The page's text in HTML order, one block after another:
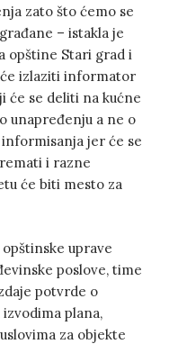
zato što ćemo se
– istakla je
opštine Stari grad i
izlaziti informator
će se deliti na kućne
unapređenju a ne o
jer će se
i razne
će biti mesto za
uprave
poslove, time
potvrde o
plana,
za objekte